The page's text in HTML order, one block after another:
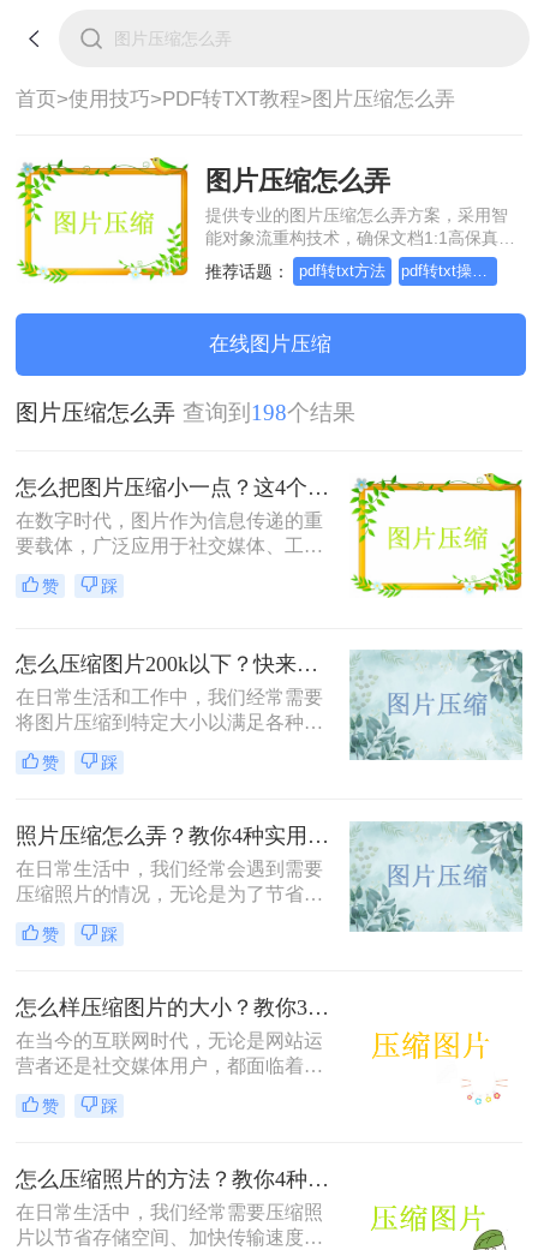
首页>使用技巧>PDF转TXT教程>图片压缩怎么弄
图片压缩怎么弄
提供专业的图片压缩怎么弄方案，采用智
能对象流重构技术，确保文档1:1高保真还
原且排版不乱码。支持一键批量处理，全
链路 SSL 加密保障隐私安全。助您快速实
公。
推荐话题： pdf转txt方法 pdf转txt操作方法
在线图片压缩
图片压缩怎么弄 查询到 198个结果
怎么把图片压缩小一点？这4个方法都可以！赶紧试试！
在数字时代，图片作为信息传递的重
要载体，广泛应用于社交媒体、工作
文档、在线购物等多个领域。然而，
高清图片往往伴随着庞大的文件体
率。无论是制作PPT、上传电商商品
图，还是发送邮件附件，压缩图片已
成为一项必备技能。那么怎么把图片
压缩小一点呢？本文从压缩效果、操
作难度、处理速度、隐私安全四个维
实际需求快速做出选择。
赞 踩
怎么压缩图片200k以下？快来试试这4种压缩方法!！
在日常生活和工作中，我们经常需要
将图片压缩到特定大小以满足各种需
求，比如上传至社交媒体、发送电子
邮件或存储到移动设备中。那么怎么
种将图片压缩到200K以下的实用方
法。
赞 踩
照片压缩怎么弄？教你4种实用方法！
在日常生活中，我们经常会遇到需要
压缩照片的情况，无论是为了节省存
储空间，还是为了加快图片上传和下
载的速度。那么照片压缩怎么弄呢？
法，帮助您轻松应对照片压缩的需
求。
赞 踩
怎么样压缩图片的大小？教你3种实用方法！
在当今的互联网时代，无论是网站运
营者还是社交媒体用户，都面临着一
个共同的问题——怎么样压缩图片的
大小。较大的图片文件不仅会占用更
间延长，影响用户体验。本文将介绍
三种压缩图片大小的方法。
赞 踩
怎么压缩照片的方法？教你4种实用方法!！
在日常生活中，我们经常需要压缩照
片以节省存储空间、加快传输速度或